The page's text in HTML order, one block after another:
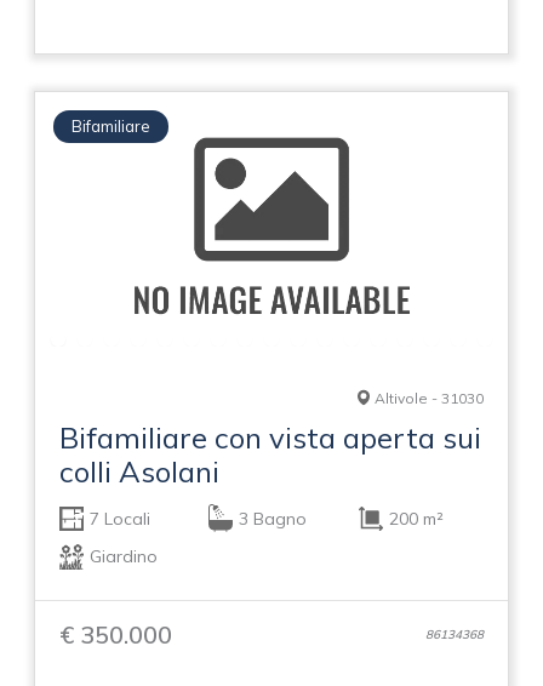
Bifamiliare
Altivole - 31030
Bifamiliare con vista aperta sui
colli Asolani
7 Locali 3 Bagno
200 m²
Giardino
€ 350.000 86134368